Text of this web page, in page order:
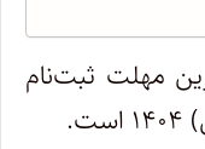
مهلت ثبت‌نام